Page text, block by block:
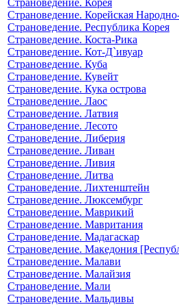
Страноведение. Корейская
Страноведение. Республика Корея
Страноведение. Коста-Рика
Страноведение. Кот-Д`ивуар
Страноведение. Куба
Страноведение. Кувейт
Страноведение. Кука острова
Страноведение. Лаос
Страноведение. Латвия
Страноведение. Лесото
Страноведение. Либерия
Страноведение. Ливан
Страноведение. Ливия
Страноведение. Литва
Страноведение. Лихтенштейн
Страноведение. Люксембург
Страноведение. Маврикий
Страноведение. Мавритания
Страноведение. Мадагаскар
Страноведение. Македония
Страноведение. Малави
Страноведение. Малайзия
Страноведение. Мали
Страноведение. Мальдивы